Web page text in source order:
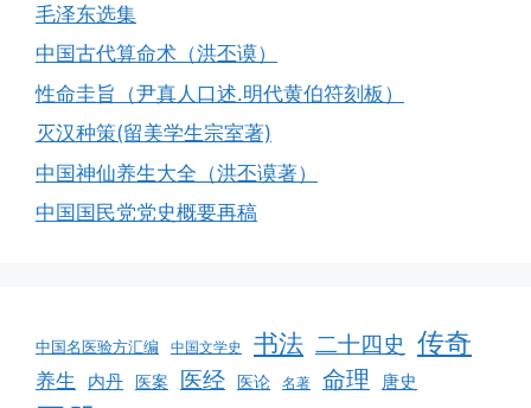
毛泽东选集
中国古代算命术（洪丕谟）
性命圭旨（尹真人口述.明代黄伯符刻板）
灭汉种策(留美学生宗室著)
中国神仙养生大全（洪丕谟著）
中国国民党党史概要再稿
中国名医验方汇编 中国文学史 书法 二十四史 传奇
养生 内丹 医案 医经 医论 名著 命理 唐史